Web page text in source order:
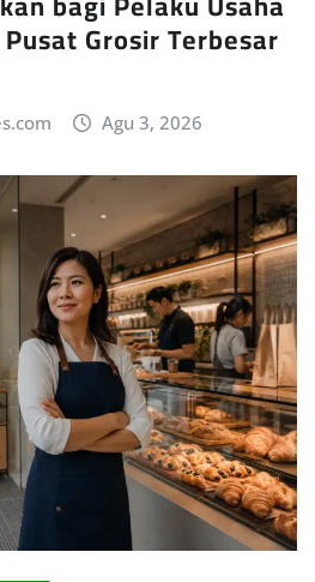
Grosir Terbesar
Agu 3, 2026